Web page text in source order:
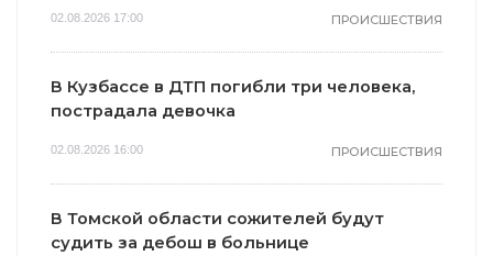
02.08.2026 17:00 ПРОИСШЕСТВИЯ
В Кузбассе в ДТП погибли три человека,
пострадала девочка
02.08.2026 16:00 ПРОИСШЕСТВИЯ
В Томской области сожителей будут
судить за дебош в больнице